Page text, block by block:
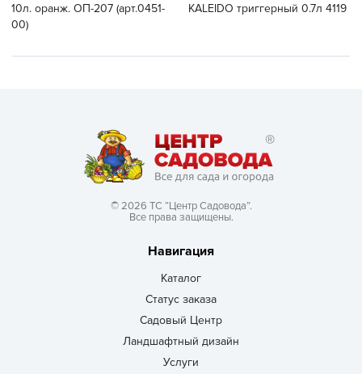
10л. оранж. ОП-207 (арт.0451-
00)
KALEIDO триггерный 0.7л 4119
© 2026 ТС “Центр Садовода”.
Все права защищены.
Навигация
Каталог
Статус заказа
Садовый Центр
Ландшафтный дизайн
Услуги